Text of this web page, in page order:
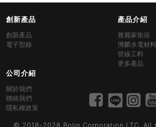
創新產品
創新產品
電子型錄
產品介紹
雅麗家衛浴
博麟水電材料
管線工料
更多產品...
公司介紹
關於我們
聯絡我們
隱私權政策
© 2018-2028 Bolin Corporation LTC. All